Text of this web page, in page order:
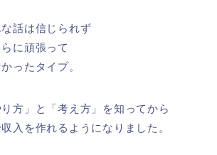
話は信じられず
に頑張って
ったタイプ。
方」と「考え方」を知ってから
入を作れるようになりました。